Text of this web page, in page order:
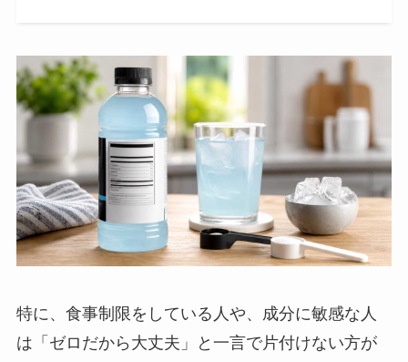
特に、食事制限をしている人や、成分に敏感な人
は「ゼロだから大丈夫」と一言で片付けない方が